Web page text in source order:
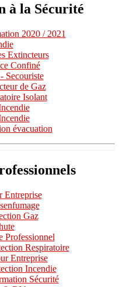
à la Sécurité
2020 / 2021
Extincteurs
Confiné
Secouriste
de Gaz
Isolant
évacuation
Entreprise
Gaz
Professionnel
Respiratoire
Entreprise
Incendie
Sécurité